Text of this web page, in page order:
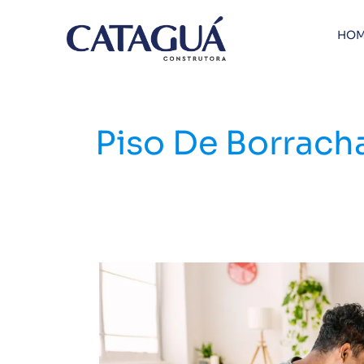
Piso De
Acessibilidade:
pisos
para